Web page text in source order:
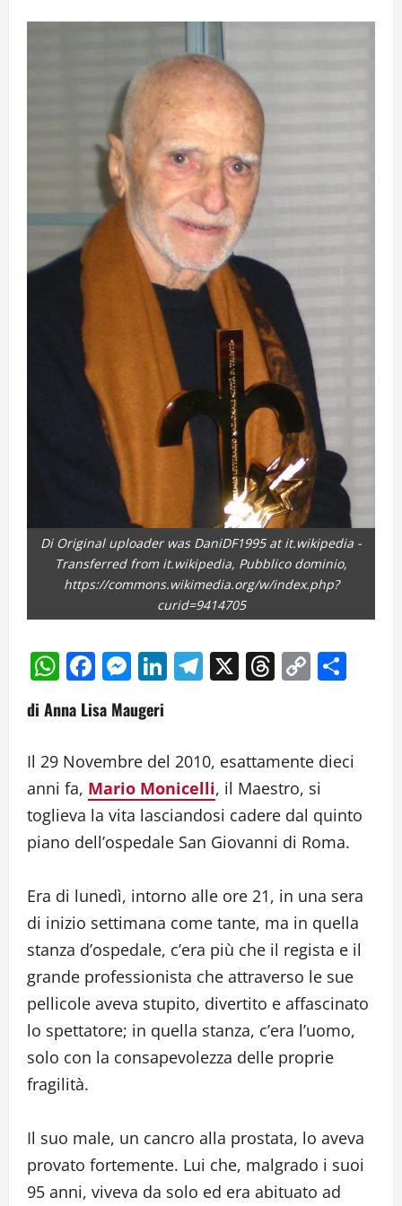
Di Original uploader was DaniDF1995 at it.wikipedia -
Transferred from it.wikipedia, Pubblico dominio,
https://commons.wikimedia.org/w/index.php?
curid=9414705
WhatsApp
Facebook
Messenger
LinkedIn
Telegram
X Threads
Copy
di Anna Lisa Maugeri
Il 29 Novembre del 2010, esattamente dieci
anni fa, Mario Monicelli, il Maestro, si
toglieva la vita lasciandosi cadere dal quinto
piano dell’ospedale San Giovanni di Roma.
Era di lunedì, intorno alle ore 21, in una sera
di inizio settimana come tante, ma in quella
stanza d’ospedale, c’era più che il regista e il
grande professionista che attraverso le sue
pellicole aveva stupito, divertito e affascinato
lo spettatore; in quella stanza, c’era l’uomo,
solo con la consapevolezza delle proprie
fragilità.
Il suo male, un cancro alla prostata, lo aveva
provato fortemente. Lui che, malgrado i suoi
95 anni, viveva da solo ed era abituato ad